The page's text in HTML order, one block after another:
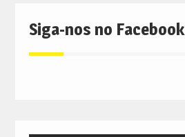
Siga-nos no Facebook